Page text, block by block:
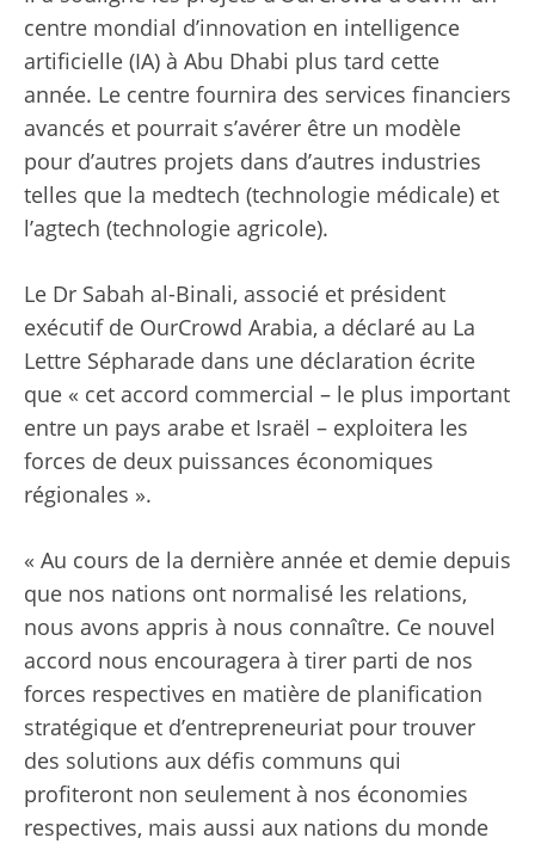
centre mondial d’innovation en intelligence
artificielle (IA) à Abu Dhabi plus tard cette
année. Le centre fournira des services financiers
avancés et pourrait s’avérer être un modèle
pour d’autres projets dans d’autres industries
telles que la medtech (technologie médicale) et
l’agtech (technologie agricole).
Le Dr Sabah al-Binali, associé et président
exécutif de OurCrowd Arabia, a déclaré au La
Lettre Sépharade dans une déclaration écrite
que « cet accord commercial – le plus important
entre un pays arabe et Israël – exploitera les
forces de deux puissances économiques
régionales ».
« Au cours de la dernière année et demie depuis
que nos nations ont normalisé les relations,
nous avons appris à nous connaître. Ce nouvel
accord nous encouragera à tirer parti de nos
forces respectives en matière de planification
stratégique et d’entrepreneuriat pour trouver
des solutions aux défis communs qui
profiteront non seulement à nos économies
respectives, mais aussi aux nations du monde